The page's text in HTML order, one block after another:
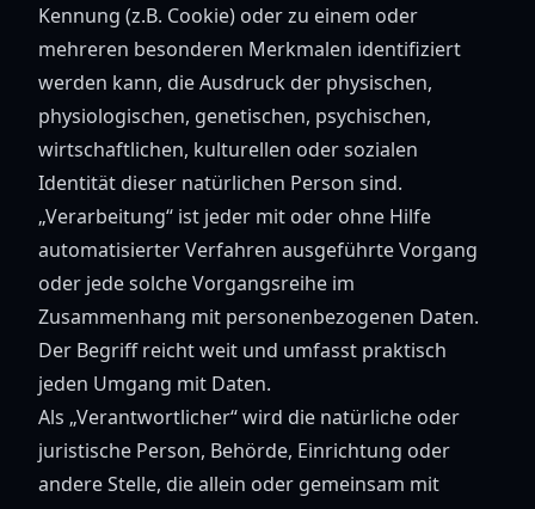
Kennung (z.B. Cookie) oder zu einem oder
mehreren besonderen Merkmalen identifiziert
werden kann, die Ausdruck der physischen,
physiologischen, genetischen, psychischen,
wirtschaftlichen, kulturellen oder sozialen
Identität dieser natürlichen Person sind.
„Verarbeitung“ ist jeder mit oder ohne Hilfe
automatisierter Verfahren ausgeführte Vorgang
oder jede solche Vorgangsreihe im
Zusammenhang mit personenbezogenen Daten.
Der Begriff reicht weit und umfasst praktisch
jeden Umgang mit Daten.
Als „Verantwortlicher“ wird die natürliche oder
juristische Person, Behörde, Einrichtung oder
andere Stelle, die allein oder gemeinsam mit